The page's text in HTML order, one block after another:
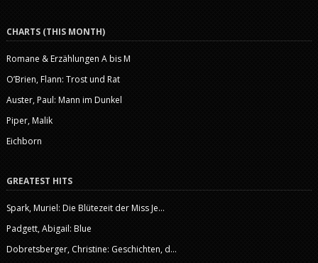
CHARTS (THIS MONTH)
Romane & Erzählungen A bis M
O’Brien, Flann: Trost und Rat
Auster, Paul: Mann im Dunkel
Piper, Malik
Eichborn
GREATEST HITS
Spark, Muriel: Die Blütezeit der Miss Je...
Padgett, Abigail: Blue
Dobretsberger, Christine: Geschichten, d...